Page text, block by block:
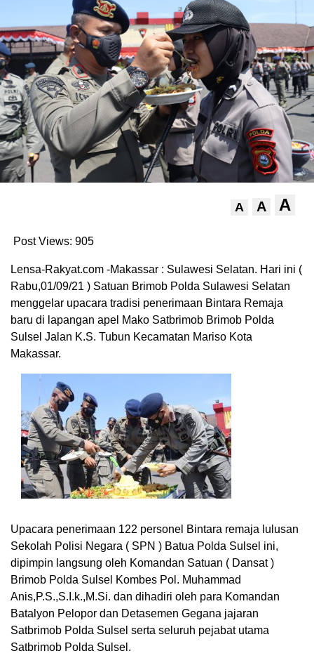
A A A
Post Views: 905
Lensa-Rakyat.com -Makassar : Sulawesi Selatan. Hari ini (
Rabu,01/09/21 ) Satuan Brimob Polda Sulawesi Selatan
menggelar upacara tradisi penerimaan Bintara Remaja
baru di lapangan apel Mako Satbrimob Brimob Polda
Sulsel Jalan K.S. Tubun Kecamatan Mariso Kota
Makassar.
Upacara penerimaan 122 personel Bintara remaja lulusan
Sekolah Polisi Negara ( SPN ) Batua Polda Sulsel ini,
dipimpin langsung oleh Komandan Satuan ( Dansat )
Brimob Polda Sulsel Kombes Pol. Muhammad
Anis,P.S.,S.I.k.,M.Si. dan dihadiri oleh para Komandan
Batalyon Pelopor dan Detasemen Gegana jajaran
Satbrimob Polda Sulsel serta seluruh pejabat utama
Satbrimob Polda Sulsel.